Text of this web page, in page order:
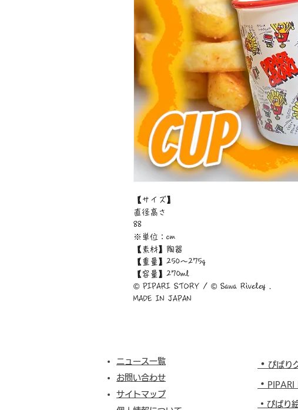
【サイズ】
直径高さ
88
※単位：cm
【素材】陶器
【重量】250～275g
【容量】270ml
© PIPARI STORY / © Sawa Riveley .
MADE IN JAPAN
ニュース一覧
お問い合わせ
サイトマップ
・ ぴぱり
・ PIPARI
・ ぴぱり